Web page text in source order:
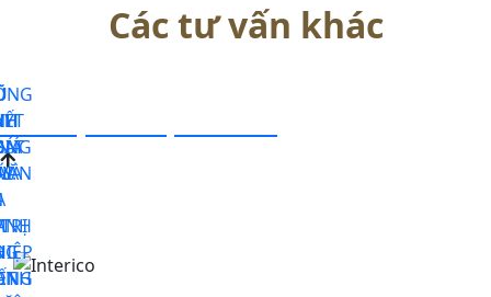
Các tư vấn khác
Liên hệ để nhận tư vấn